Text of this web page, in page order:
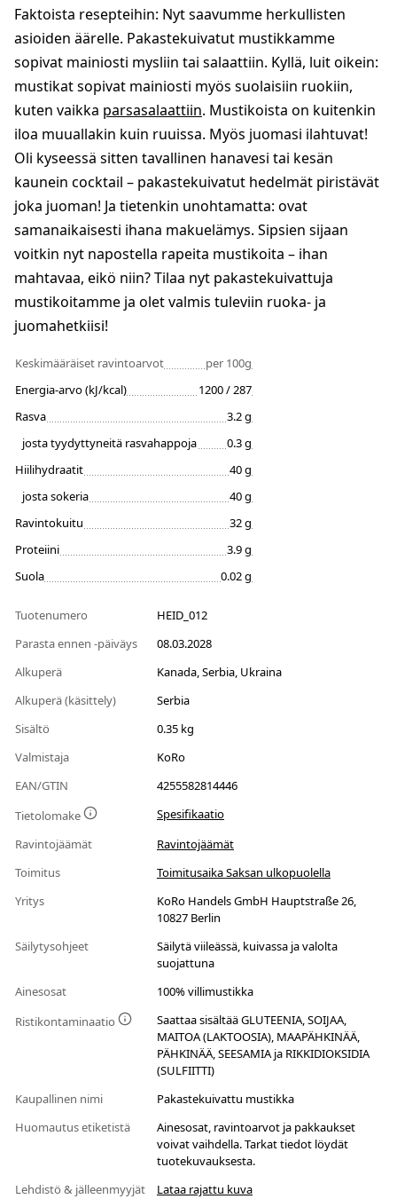
Faktoista resepteihin: Nyt saavumme herkullisten
asioiden äärelle. Pakastekuivatut mustikkamme
sopivat mainiosti mysliin tai salaattiin. Kyllä, luit oikein:
mustikat sopivat mainiosti myös suolaisiin ruokiin,
kuten vaikka parsasalaattiin. Mustikoista on kuitenkin
iloa muuallakin kuin ruuissa. Myös juomasi ilahtuvat!
Oli kyseessä sitten tavallinen hanavesi tai kesän
kaunein cocktail – pakastekuivatut hedelmät piristävät
joka juoman! Ja tietenkin unohtamatta: ovat
samanaikaisesti ihana makuelämys. Sipsien sijaan
voitkin nyt napostella rapeita mustikoita – ihan
mahtavaa, eikö niin? Tilaa nyt pakastekuivattuja
mustikoitamme ja olet valmis tuleviin ruoka- ja
juomahetkiisi!
Keskimääräiset ravintoarvot
per 100g
Energia-arvo (kJ/kcal)
1200 / 287
Rasva
3.2 g
josta tyydyttyneitä rasvahappoja
0.3 g
Hiilihydraatit
40 g
josta sokeria
40 g
Ravintokuitu
32 g
Proteiini
3.9 g
Suola
0.02 g
Tuotenumero
HEID_012
Parasta ennen -päiväys
08.03.2028
Alkuperä
Kanada, Serbia, Ukraina
Alkuperä (käsittely)
Serbia
Sisältö
0.35 kg
Valmistaja
KoRo
EAN/GTIN
4255582814446
Tietolomake
Spesifikaatio
Ravintojäämät
Ravintojäämät
Toimitus
Toimitusaika Saksan ulkopuolella
Yritys
KoRo Handels GmbH Hauptstraße 26,
10827 Berlin
Säilytysohjeet
Säilytä viileässä, kuivassa ja valolta
suojattuna
Ainesosat
100% villimustikka
Ristikontaminaatio
Saattaa sisältää GLUTEENIA, SOIJAA,
MAITOA (LAKTOOSIA), MAAPÄHKINÄÄ,
PÄHKINÄÄ, SEESAMIA ja RIKKIDIOKSIDIA
(SULFIITTI)
Kaupallinen nimi
Pakastekuivattu mustikka
Huomautus etiketistä
Ainesosat, ravintoarvot ja pakkaukset
voivat vaihdella. Tarkat tiedot löydät
tuotekuvauksesta.
Lehdistö & jälleenmyyjät
Lataa rajattu kuva